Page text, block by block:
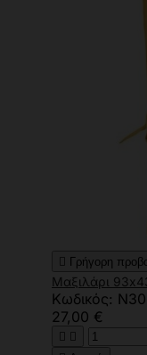
 Γρήγορη
Μαξιλάρι
Κωδικός:
27,00 €
 